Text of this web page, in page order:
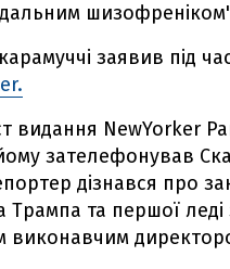
шизофреніком"
заявив під
видання NewYorker
зателефонував
дізнався про
Трампа та першої
виконавчим